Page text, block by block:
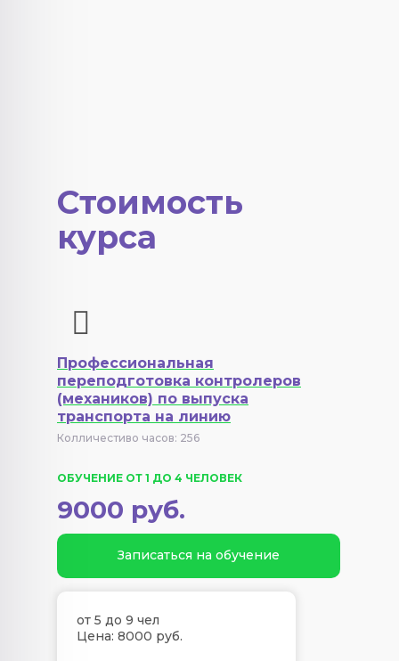
Стоимость
курса
Профессиональная
переподготовка контролеров
(механиков) по выпуска
транспорта на линию
Колличестиво часов: 256
Записаться на обучение
ОБУЧЕНИЕ ОТ 1 ДО 4 ЧЕЛОВЕК
9000 руб.
от 5 до 9 чел
Цена: 8000 руб.